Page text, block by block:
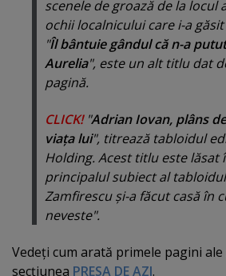
scenele de groază de la locul
ochii localnicului care i-a
"Îl bântuie gândul că n-a
Aurelia", este un alt titlu dat
pagină.
CLICK!"Adrian Iovan, plâns
viaţa lui", titrează tabloidul
Holding. Acest titlu este lăsat
principalul subiect al
Zamfirescu şi-a făcut casă în
neveste".
Vedeţi cum arată primele pagini
secţiunea PRESA DE AZI.